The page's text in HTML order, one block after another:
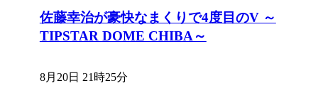
佐藤幸治が豪快なまくりで4度目のV ～
TIPSTAR DOME CHIBA～
8月20日 21時25分